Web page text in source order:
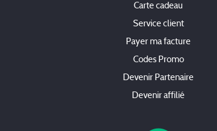
Carte cadeau
Service client
Payer ma facture
Codes Promo
Devenir Partenaire
Devenir affilié